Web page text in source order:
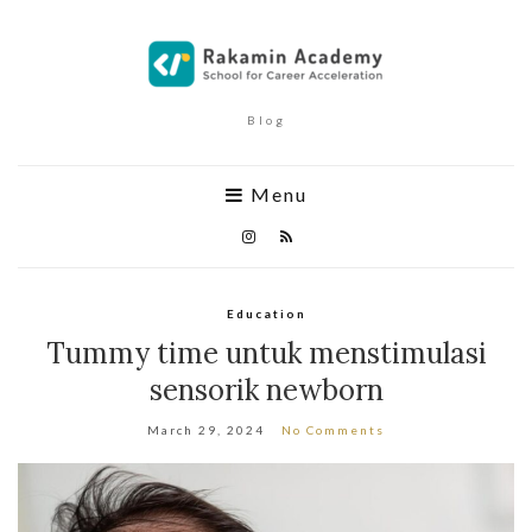
Blog
Menu
Education
Tummy time untuk menstimulasi
sensorik newborn
March 29, 2024 No Comments